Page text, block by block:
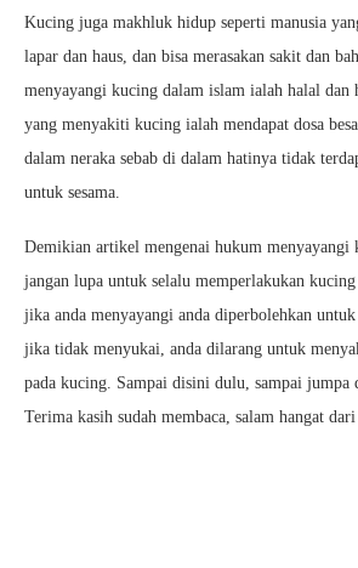
Kucing juga makhluk hidup seperti manusia
lapar dan haus, dan bisa merasakan sakit dan
menyayangi kucing dalam islam ialah halal dan
yang menyakiti kucing ialah mendapat dosa
dalam neraka sebab di dalam hatinya tidak
untuk sesama.
Demikian artikel mengenai hukum menyayangi
jangan lupa untuk selalu memperlakukan
jika anda menyayangi anda diperbolehkan
jika tidak menyukai, anda dilarang untuk
pada kucing. Sampai disini dulu, sampai
Terima kasih sudah membaca, salam hangat